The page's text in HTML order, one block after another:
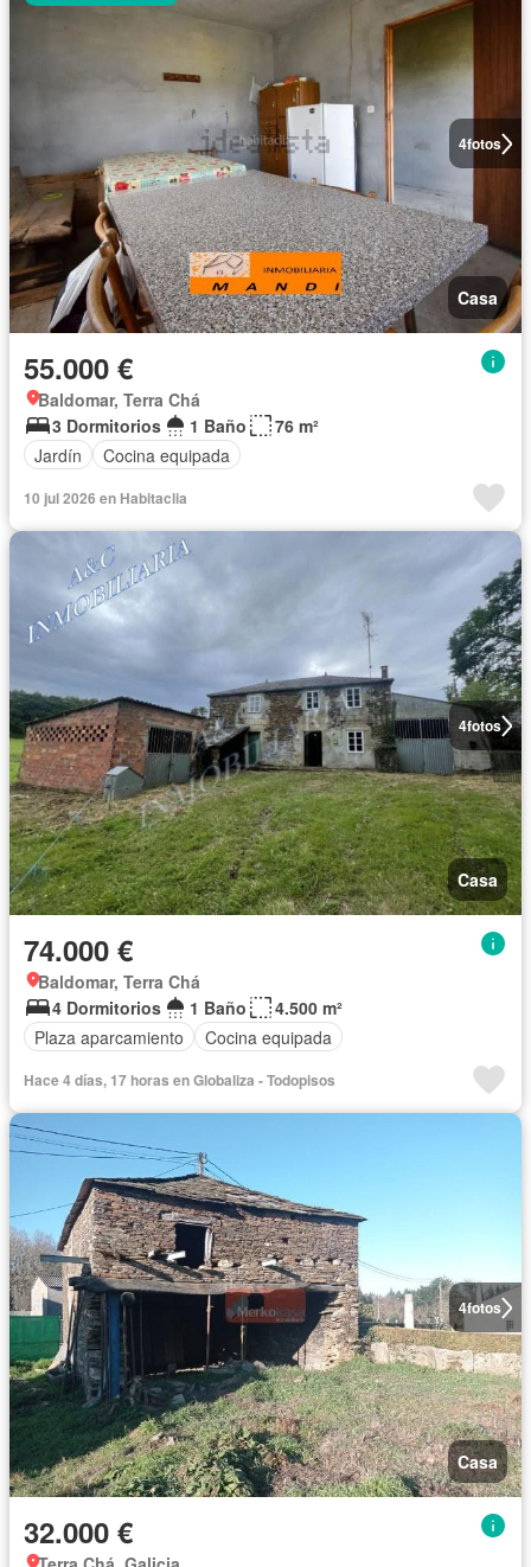
4fotos
Casa
55.000 €
Baldomar, Terra Chá
3 Dormitorios
1 Baño
76 m²
Jardín
Cocina equipada
10 jul 2026 en Habitaclia
4fotos
Casa
74.000 €
Baldomar, Terra Chá
4 Dormitorios
1 Baño
4.500 m²
Plaza aparcamiento
Cocina equipada
Hace 4 días, 17 horas en Globaliza - Todopisos
4fotos
Casa
32.000 €